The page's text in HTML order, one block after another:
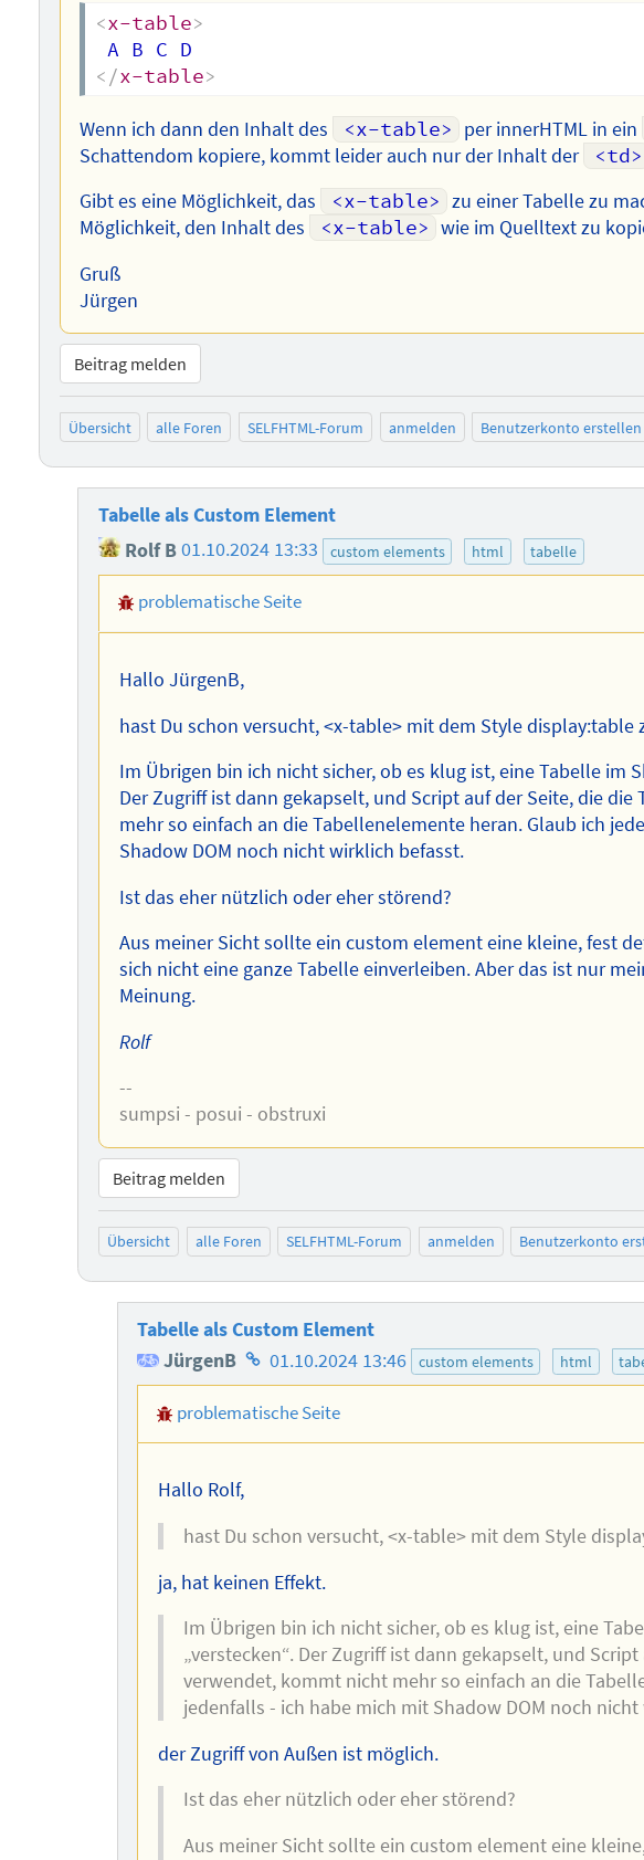
<x-table>
</x-table>
Wenn ich dann den Inhalt des <x-table> per innerHTML in ein
Schattendom kopiere, kommt leider auch nur der Inhalt der
<td>
Gibt es eine Möglichkeit, das
<x-table> zu einer Tabelle zu
Möglichkeit, den Inhalt des
<x-table> wie im Quelltext zu
Gruß
Jürgen
Beitrag melden
Übersicht alle Foren SELFHTML-Forum anmelden Benutzerkonto erstellen
Tabelle als Custom Element
Rolf B01.10.2024 13:33 custom elements html tabelle
problematische Seite
Hallo JürgenB,
hast Du schon versucht, <x-table> mit dem Style display:table
Im Übrigen bin ich nicht sicher, ob es klug ist, eine Tabelle im
Der Zugriff ist dann gekapselt, und Script auf der Seite, die
mehr so einfach an die Tabellenelemente heran. Glaub ich
Shadow DOM noch nicht wirklich befasst.
Ist das eher nützlich oder eher störend?
Aus meiner Sicht sollte ein custom element eine kleine, fest
sich nicht eine ganze Tabelle einverleiben. Aber das ist nur
Meinung.
Rolf
--
sumpsi - posui - obstruxi
Beitrag melden
Übersicht alle Foren SELFHTML-Forum anmelden Benutzerkonto
Tabelle als Custom Element
JürgenB Homepage
des
Autors
01.10.2024 13:46 custom elements html
problematische Seite
Hallo Rolf,
hast Du schon versucht, <x-table> mit dem Style
ja, hat keinen Effekt.
Im Übrigen bin ich nicht sicher, ob es klug ist, eine
„verstecken“. Der Zugriff ist dann gekapselt, und
verwendet, kommt nicht mehr so einfach an die
jedenfalls - ich habe mich mit Shadow DOM noch
der Zugriff von Außen ist möglich.
Ist das eher nützlich oder eher störend?
Aus meiner Sicht sollte ein custom element eine